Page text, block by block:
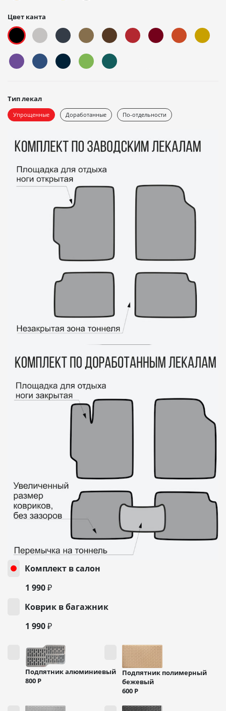
Цвет канта
Тип лекал
Упрощенные Доработанные По-отдельности
Комплект в салон
1 990 ₽
Коврик в багажник
1 990 ₽
Подпятник алюминиевый
800 Р
Подпятник полимерный
бежевый
600 Р